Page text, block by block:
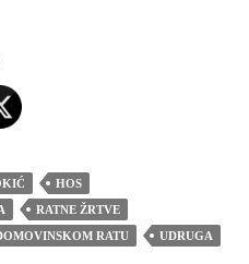
HOS
RATNE ŽRTVE
RATU
UDRUGA